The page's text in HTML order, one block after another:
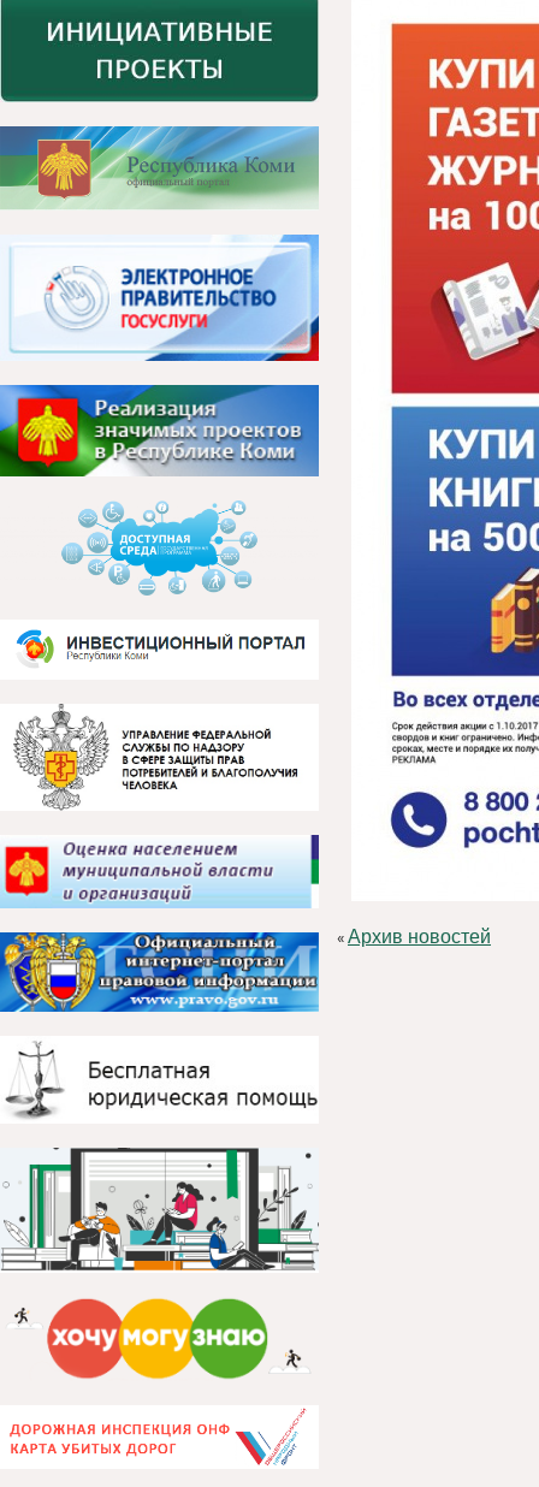
«Архив новостей